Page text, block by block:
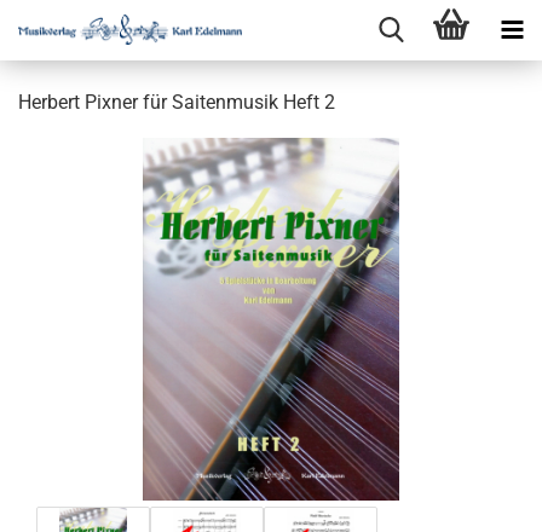
Herbert Pixner für Saitenmusik Heft 2